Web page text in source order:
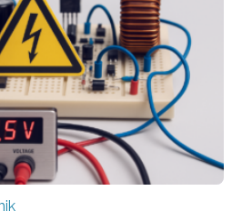
als zwei Millionen Euro.
zu den großen
Förderrunde des
Im
Wissenstransfer: Neue
sollen rasch in die